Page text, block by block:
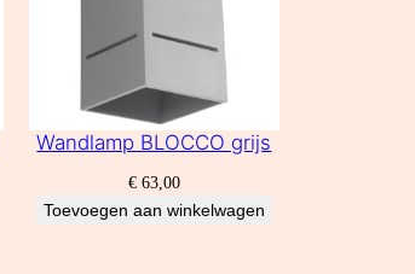
Wandlamp BLOCCO grijs
€63,00
Toevoegen aan winkelwagen